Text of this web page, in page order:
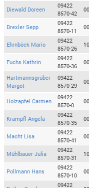
Diewald Doreen
09422
8570-42
Drexler Sepp
09422
8570-11
Ehrnböck Mario
09422
8570-26
Fuchs Kathrin
09422
8570-36
Hartmannsgruber
Margot
09422
8570-29
Holzapfel Carmen
09422
8570-0
Krampfl Angela
09422
8570-35
Macht Lisa
09422
8570-41
Mühlbauer Julia
09422
8570-31
Pollmann Hans
09422
8570-10
09422